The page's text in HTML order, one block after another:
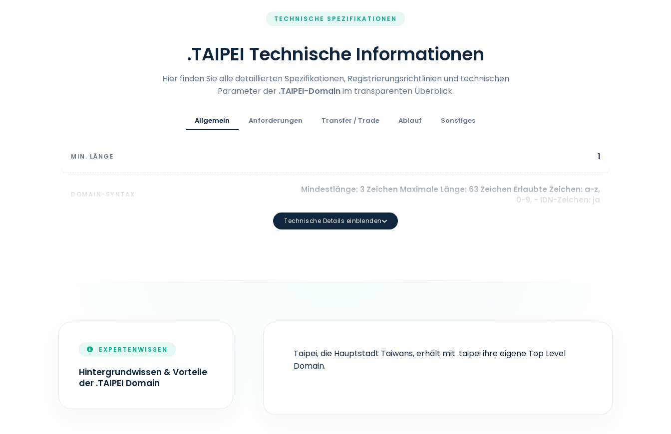
TECHNISCHE SPEZIFIKATIONEN
.TAIPEI Technische Informationen
Hier finden Sie alle detaillierten Spezifikationen, Registrierungsrichtlinien und technischen
Parameter der .TAIPEI-Domainim transparenten Überblick.
Allgemein Anforderungen Transfer / Trade Ablauf Sonstiges
MIN. LÄNGE 1
DOMAIN-SYNTAX
Mindestlänge: 3 Zeichen Maximale Länge: 63 Zeichen Erlaubte Zeichen: a-z,
0-9, - IDN-Zeichen: ja
Technische Details einblenden
EXPERTENWISSEN
Hintergrundwissen & Vorteile
der .TAIPEI Domain
Taipei, die Hauptstadt Taiwans, erhält mit .taipei ihre eigene Top Level
Domain.